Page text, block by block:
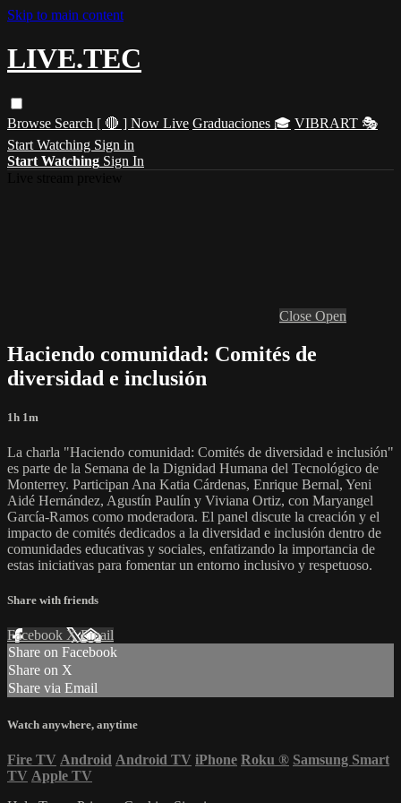
Skip to main content
LIVE.TEC
Browse Search [ 🔴 ] Now Live Graduaciones 🎓 VIBRART 🎭
Start Watching Sign in
Start Watching Sign In
Close Open
Haciendo comunidad: Comités de
diversidad e inclusión
1h 1m
La charla "Haciendo comunidad: Comités de diversidad e inclusión"
es parte de la Semana de la Dignidad Humana del Tecnológico de
Monterrey. Participan Ana Katia Cárdenas, Enrique Bernal, Yeni
Aidé Hernández, Agustín Paulín y Viviana Ortiz, con Maryangel
García-Ramos como moderadora. El panel discute la creación y el
impacto de comités dedicados a la diversidad e inclusión dentro de
comunidades educativas y sociales, enfatizando la importancia de
estas iniciativas para fomentar un entorno inclusivo y respetuoso.
Share with friends
Facebook XEmail
Share on Facebook
Share on X
Share via Email
Watch anywhere, anytime
Fire TV Android Android TV iPhone Roku ® Samsung Smart
TV Apple TV